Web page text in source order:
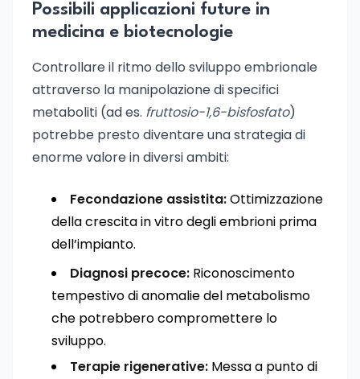
Possibili applicazioni future in
medicina e biotecnologie
Controllare il ritmo dello sviluppo embrionale
attraverso la manipolazione di specifici
metaboliti (ad es. fruttosio-1,6-bisfosfato)
potrebbe presto diventare una strategia di
enorme valore in diversi ambiti:
Fecondazione assistita:Ottimizzazione
della crescita in vitro degli embrioni prima
dell’impianto.
Diagnosi precoce: Riconoscimento
tempestivo di anomalie del metabolismo
che potrebbero compromettere lo
sviluppo.
Terapie rigenerative: Messa a punto di